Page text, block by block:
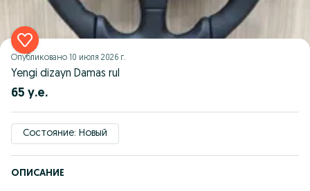
Опубликовано 10 июля 2026 г.
Yengi dizayn Damas rul
65 у.е.
Состояние: Новый
ОПИСАНИЕ